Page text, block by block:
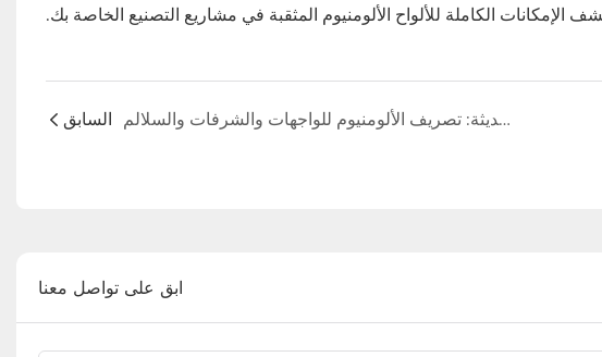
الإمكانات الكاملة للألواح الألومنيوم المثقبة في مشاريع التصنيع الخاصة بك.
السابق تعزيز الهندسة المعمارية الحديثة: تصريف الألومنيوم للواجهات والشرفات والسلالم
ابق على تواصل معنا